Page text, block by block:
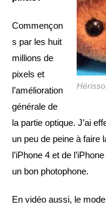
Commençon
s par les huit
millions de
pixels et
l’amélioration
générale de
la partie optique. J’ai
un peu de peine à faire
l’iPhone 4 et de
un bon photophone.
En vidéo aussi, le